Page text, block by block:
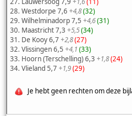
28. Westdorpe 7,6 +4,8(32)
29. Wilhelminadorp 7,5 +4,6(31)
30. Maastricht 7,3 +5,5(34)
31. De Kooy 6,7 +2,8(27)
32. Vlissingen 6,5 +4,1 (33)
33. Hoorn (Terschelling) 6,3 +1,8(24)
34. Vlieland 5,7 +1,9(29)
Je hebt geen rechten om deze